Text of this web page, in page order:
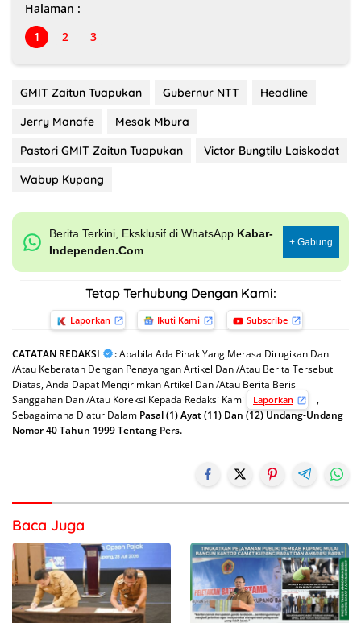
Halaman :
1
2 3
GMIT Zaitun Tuapukan Gubernur NTT
Headline
Jerry Manafe
Mesak Mbura
Pastori GMIT Zaitun Tuapukan
Victor Bungtilu Laiskodat
Wabup Kupang
Berita Terkini, Eksklusif di WhatsApp Kabar-
Independen.Com
+ Gabung
Tetap Terhubung Dengan Kami:
Laporkan Ikuti Kami Subscribe
CATATAN REDAKSI :Apabila Ada Pihak Yang Merasa Dirugikan Dan
/Atau Keberatan Dengan Penayangan Artikel Dan /Atau Berita Tersebut
Diatas, Anda Dapat Mengirimkan Artikel Dan /Atau Berita Berisi
Sanggahan Dan /Atau Koreksi Kepada Redaksi Kami
Laporkan
,
Sebagaimana Diatur Dalam Pasal (1) Ayat (11) Dan (12) Undang-Undang
Nomor 40 Tahun 1999 Tentang Pers.
Baca Juga